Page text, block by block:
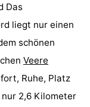
Das
liegt nur einen
schönen
Veere
Ruhe, Platz
2,6 Kilometer